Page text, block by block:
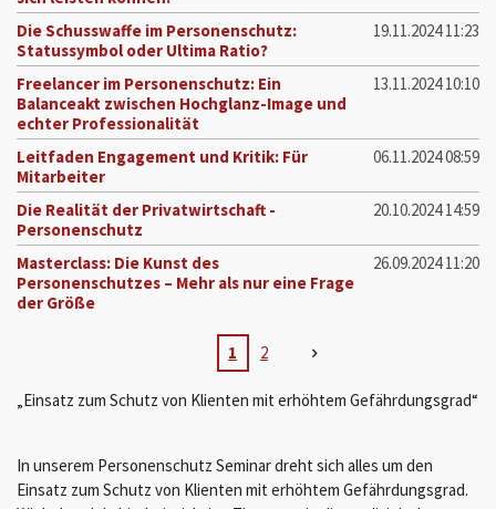
Die Schusswaffe im Personenschutz:
Statussymbol oder Ultima Ratio?
19.11.2024 11:23
Freelancer im Personenschutz: Ein
Balanceakt zwischen Hochglanz-Image und
echter Professionalität
13.11.2024 10:10
Leitfaden Engagement und Kritik: Für
Mitarbeiter
06.11.202408:59
Die Realität der Privatwirtschaft -
Personenschutz
20.10.2024 14:59
Masterclass: Die Kunst des
Personenschutzes – Mehr als nur eine Frage
der Größe
26.09.2024 11:20
1 2
„Einsatz zum Schutz von Klienten mit erhöhtem Gefährdungsgrad“
In unserem Personenschutz Seminar dreht sich alles um den
Einsatz zum Schutz von Klienten mit erhöhtem Gefährdungsgrad.